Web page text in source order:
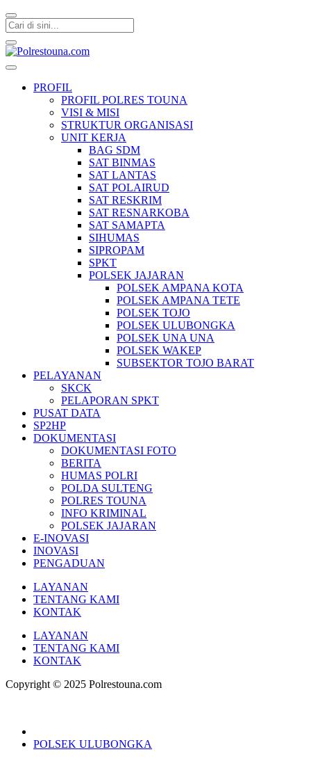
PROFIL
PROFIL POLRES TOUNA
VISI & MISI
STRUKTUR ORGANISASI
UNIT KERJA
BAG SDM
SAT BINMAS
SAT LANTAS
SAT POLAIRUD
SAT RESKRIM
SAT RESNARKOBA
SAT SAMAPTA
SIHUMAS
SIPROPAM
SPKT
POLSEK JAJARAN
POLSEK AMPANA KOTA
POLSEK AMPANA TETE
POLSEK TOJO
POLSEK ULUBONGKA
POLSEK UNA UNA
POLSEK WAKEP
SUBSEKTOR TOJO BARAT
PELAYANAN
SKCK
PELAPORAN SPKT
PUSAT DATA
SP2HP
DOKUMENTASI
DOKUMENTASI FOTO
BERITA
HUMAS POLRI
POLDA SULTENG
POLRES TOUNA
INFO KRIMINAL
POLSEK JAJARAN
E-INOVASI
INOVASI
PENGADUAN
LAYANAN
TENTANG KAMI
KONTAK
LAYANAN
TENTANG KAMI
KONTAK
Copyright © 2025 Polrestouna.com
POLSEK ULUBONGKA